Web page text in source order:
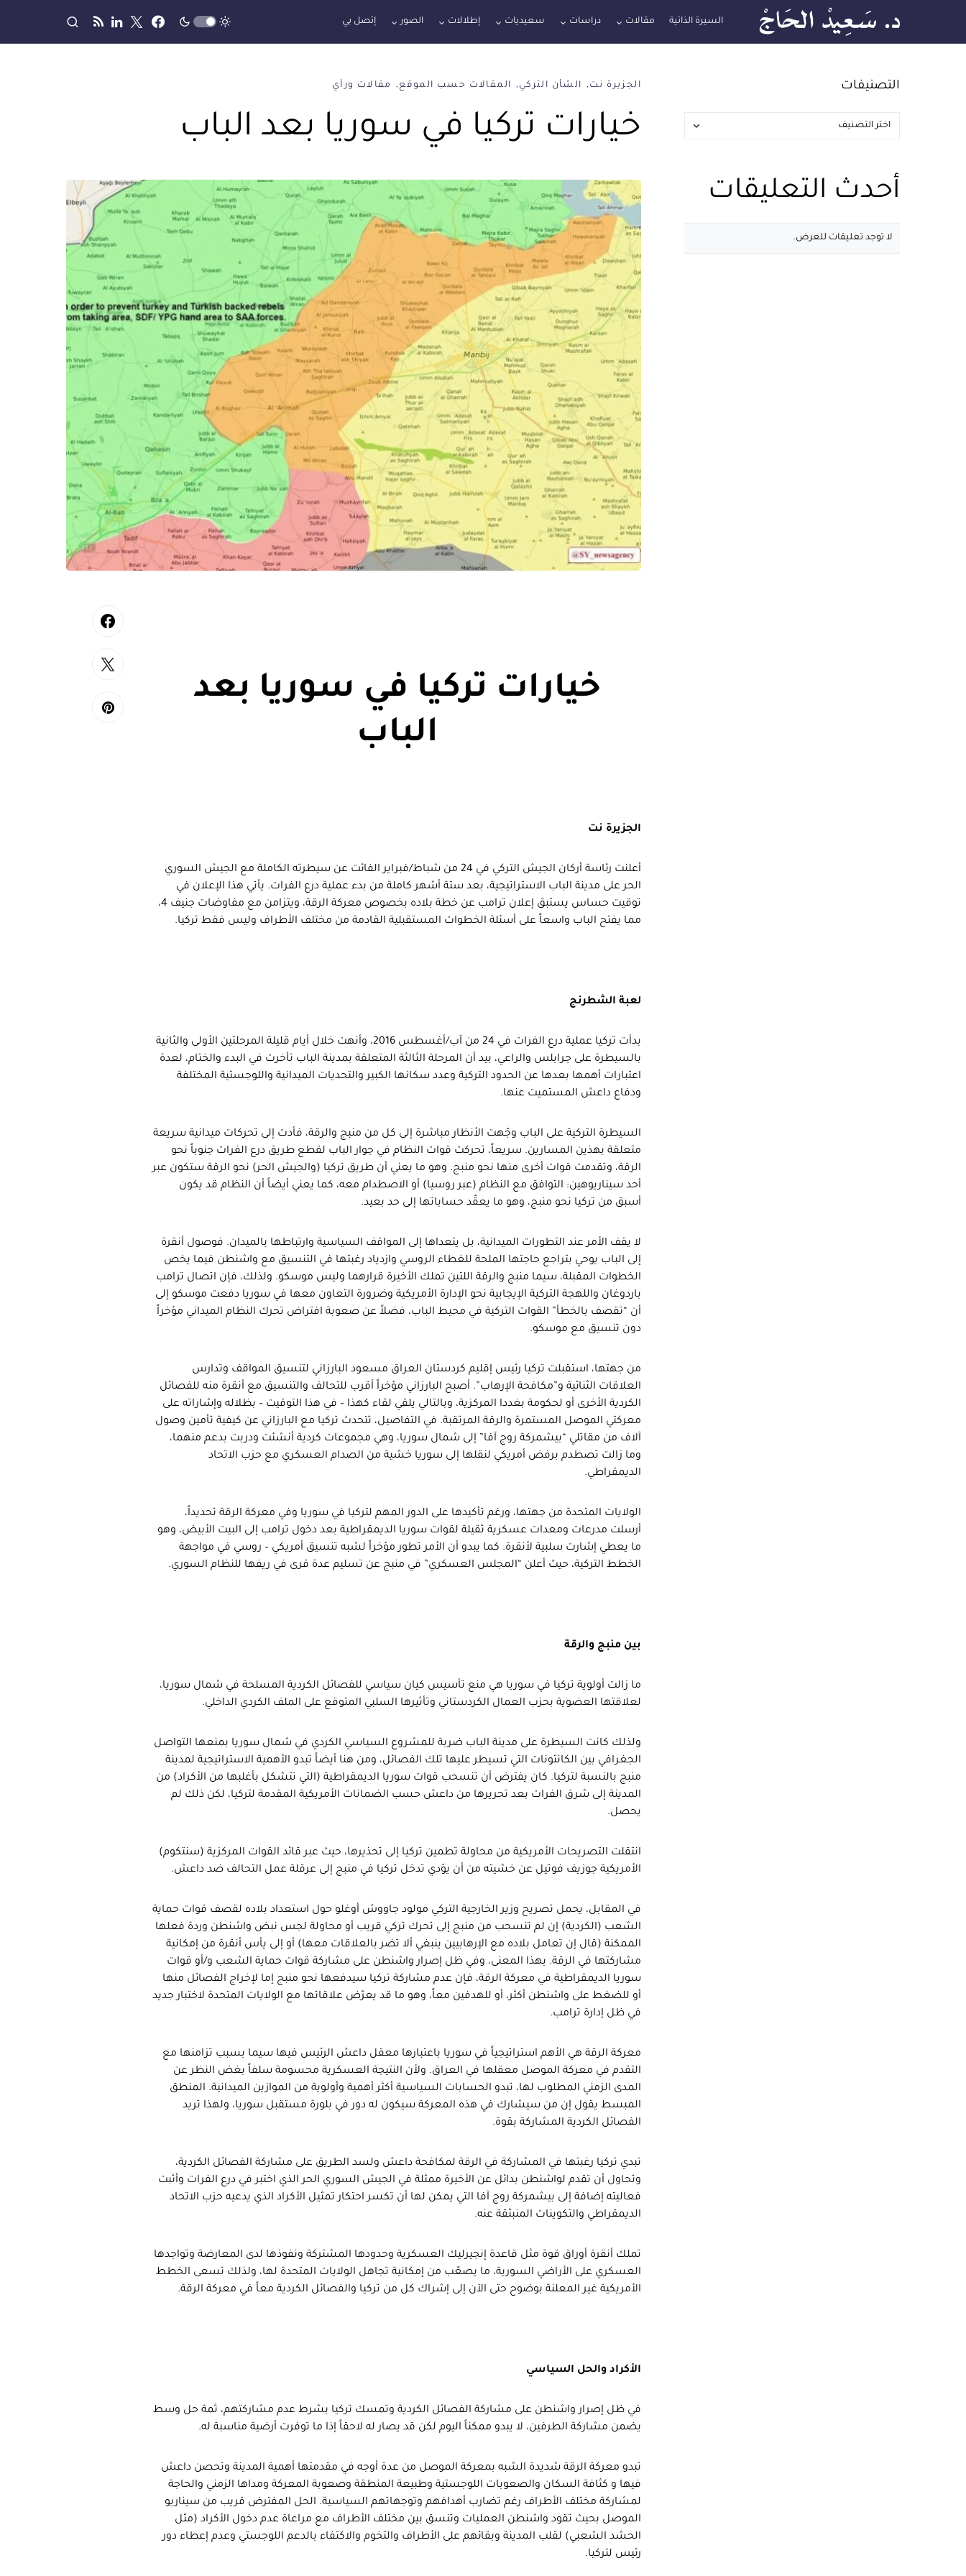
السيرة الذاتية مقالات دراسات سعيديات إطلالات الصور إتصل بي
الجزيرة نت الشأن التركي المقالات حسب الموقع مقالات ورأي
خيارات تركيا في سوريا بعد الباب
خيارات تركيا في سوريا بعد
الباب
الجزيرة نت
أعلنت رئاسة أركان الجيش التركي في 24 من شباط/فبراير الفائت عن سيطرته الكاملة مع الجيش السوري
الحر على مدينة الباب الاستراتيجية، بعد ستة أشهر كاملة من بدء عملية درع الفرات. يأتي هذا الإعلان في
توقيت حساس يستبق إعلان ترامب عن خطة بلاده بخصوص معركة الرقة، ويتزامن مع مفاوضات جنيف 4،
مما يفتح الباب واسعاً على أسئلة الخطوات المستقبلية القادمة من مختلف الأطراف وليس فقط تركيا.
لعبة الشطرنج
بدأت تركيا عملية درع الفرات في 24 من آب/أغسطس 2016، وأنهت خلال أيام قليلة المرحلتين الأولى والثانية
بالسيطرة على جرابلس والراعي، بيد أن المرحلة الثالثة المتعلقة بمدينة الباب تأخرت في البدء والختام، لعدة
اعتبارات أهمها بعدها عن الحدود التركية وعدد سكانها الكبير والتحديات الميدانية واللوجستية المختلفة
ودفاع داعش المستميت عنها.
السيطرة التركية على الباب وجّهت الأنظار مباشرة إلى كل من منبج والرقة، فأدت إلى تحركات ميدانية سريعة
متعلقة بهذين المسارين. سريعاً، تحركت قوات النظام في جوار الباب لقطع طريق درع الفرات جنوباً نحو
الرقة، وتقدمت قوات أخرى منها نحو منبج. وهو ما يعني أن طريق تركيا (والجيش الحر) نحو الرقة ستكون عبر
أحد سيناريوهين: التوافق مع النظام (عبر روسيا) أو الاصطدام معه، كما يعني أيضاً أن النظام قد يكون
أسبق من تركيا نحو منبج، وهو ما يعقّد حساباتها إلى حد بعيد.
لا يقف الأمر عند التطورات الميدانية، بل يتعداها إلى المواقف السياسية وارتباطها بالميدان. فوصول أنقرة
إلى الباب يوحي بتراجع حاجتها الملحة للغطاء الروسي وازدياد رغبتها في التنسيق مع واشنطن فيما يخص
الخطوات المقبلة، سيما منبج والرقة اللتين تملك الأخيرة قرارهما وليس موسكو. ولذلك، فإن اتصال ترامب
باردوغان واللهجة التركية الإيجابية نحو الإدارة الأمريكية وضرورة التعاون معها في سوريا دفعت موسكو إلى
أن “تقصف بالخطأ” القوات التركية في محيط الباب، فضلاً عن صعوبة افتراض تحرك النظام الميداني مؤخراً
دون تنسيق مع موسكو.
من جهتها، استقبلت تركيا رئيس إقليم كردستان العراق مسعود البارزاني لتنسيق المواقف وتدارس
العلاقات الثنائية و”مكافحة الإرهاب”. أصبح البارزاني مؤخراً أقرب للتحالف والتنسيق مع أنقرة منه للفصائل
الكردية الأخرى أو لحكومة بغددا المركزية، وبالتالي يلقي لقاء كهذا – في هذا التوقيت – بظلاله وإشاراته على
معركتي الموصل المستمرة والرقة المرتقبة. في التفاصيل، تتحدث تركيا مع البارزاني عن كيفية تأمين وصول
آلاف من مقاتلي “بيشمركة روج آفا” إلى شمال سوريا، وهي مجموعات كردية أنشئت ودربت بدعم منهما،
وما زالت تصطدم برفض أمريكي لنقلها إلى سوريا خشية من الصدام العسكري مع حزب الاتحاد
الديمقراطي.
الولايات المتحدة من جهتها، ورغم تأكيدها على الدور المهم لتركيا في سوريا وفي معركة الرقة تحديداً،
أرسلت مدرعات ومعدات عسكرية ثقيلة لقوات سوريا الديمقراطية بعد دخول ترامب إلى البيت الأبيض، وهو
ما يعطي إشارت سلبية لأنقرة. كما يبدو أن الأمر تطور مؤخراً لشبه تنسيق أمريكي – روسي في مواجهة
الخطط التركية، حيث أعلن “المجلس العسكري” في منبج عن تسليم عدة قرى في ريفها للنظام السوري.
بين منبج والرقة
ما زالت أولوية تركيا في سوريا هي منع تأسيس كيان سياسي للفصائل الكردية المسلحة في شمال سوريا،
لعلاقتها العضوية بحزب العمال الكردستاني وتأثيرها السلبي المتوقع على الملف الكردي الداخلي.
ولذلك كانت السيطرة على مدينة الباب ضربة للمشروع السياسي الكردي في شمال سوريا بمنعها التواصل
الجغرافي بين الكانتونات التي تسيطر عليها تلك الفصائل، ومن هنا أيضاً تبدو الأهمية الاستراتيجية لمدينة
منبج بالنسبة لتركيا. كان يفترض أن تنسحب قوات سوريا الديمقراطية (التي تتشكل بأغلبها من الأكراد) من
المدينة إلى شرق الفرات بعد تحريرها من داعش حسب الضمانات الأمريكية المقدمة لتركيا، لكن ذلك لم
يحصل.
انتقلت التصريحات الأمريكية من محاولة تطمين تركيا إلى تحذيرها، حيث عبر قائد القوات المركزية (سنتكوم)
الأمريكية جوزيف فوتيل عن خشيته من أن يؤدي تدخل تركيا في منبج إلى عرقلة عمل التحالف ضد داعش.
في المقابل، يحمل تصريح وزير الخارجية التركي مولود جاووش أوغلو حول استعداد بلاده لقصف قوات حماية
الشعب (الكردية) إن لم تنسحب من منبج إلى تحرك تركي قريب أو محاولة لجس نبض واشنطن وردة فعلها
الممكنة (قال إن تعامل بلاده مع الإرهابيين ينبغي ألا تضر بالعلاقات معها) أو إلى يأس أنقرة من إمكانية
مشاركتها في الرقة. بهذا المعنى، وفي ظل إصرار واشنطن على مشاركة قوات حماية الشعب و/أو قوات
سوريا الديمقراطية في معركة الرقة، فإن عدم مشاركة تركيا سيدفعها نحو منبج إما لإخراج الفصائل منها
أو للضغط على واشنطن أكثر، أو للهدفين معاً، وهو ما قد يعرّض علاقاتها مع الولايات المتحدة لاختبار جديد
في ظل إدارة ترامب.
معركة الرقة هي الأهم استراتيجياً في سوريا باعتبارها معقل داعش الرئيس فيها سيما بسبب تزامنها مع
التقدم في معركة الموصل معقلها في العراق. ولأن النتيجة العسكرية محسومة سلفاً بغض النظر عن
المدى الزمني المطلوب لها، تبدو الحسابات السياسية أكثر أهمية وأولوية من الموازين الميدانية. المنطق
المبسط يقول إن من سيشارك في هذه المعركة سيكون له دور في بلورة مستقبل سوريا، ولهذا تريد
الفصائل الكردية المشاركة بقوة.
تبدي تركيا رغبتها في المشاركة في الرقة لمكافحة داعش ولسد الطريق على مشاركة الفصائل الكردية،
وتحاول أن تقدم لواشنطن بدائل عن الأخيرة ممثلة في الجيش السوري الحر الذي اختبر في درع الفرات وأثبت
فعاليته إضافة إلى بيشمركة روج آفا التي يمكن لها أن تكسر احتكار تمثيل الأكراد الذي يدعيه حزب الاتحاد
الديمقراطي والتكوينات المنبثقة عنه.
تملك أنقرة أوراق قوة مثل قاعدة إنجيرليك العسكرية وحدودها المشتركة ونفوذها لدى المعارضة وتواجدها
العسكري على الأراضي السورية، ما يصعّب من إمكانية تجاهل الولايات المتحدة لها، ولذلك تسعى الخطط
الأمريكية غير المعلنة بوضوح حتى الآن إلى إشراك كل من تركيا والفصائل الكردية معاً في معركة الرقة.
الأكراد والحل السياسي
في ظل إصرار واشنطن على مشاركة الفصائل الكردية وتمسك تركيا بشرط عدم مشاركتهم، ثمة حل وسط
يضمن مشاركة الطرفين، لا يبدو ممكناً اليوم لكن قد يصار له لاحقاً إذا ما توفرت أرضية مناسبة له.
تبدو معركة الرقة شديدة الشبه بمعركة الموصل من عدة أوجه في مقدمتها أهمية المدينة وتحصن داعش
فيها و كثافة السكان والصعوبات اللوجستية وطبيعة المنطقة وصعوبة المعركة ومداها الزمني والحاجة
لمشاركة مختلف الأطراف رغم تضارب أهدافهم وتوجهاتهم السياسية. الحل المفترض قريب من سيناريو
الموصل بحيث تقود واشنطن العمليات وتنسق بين مختلف الأطراف مع مراعاة عدم دخول الأكراد (مثل
الحشد الشعبي) لقلب المدينة وبقائهم على الأطراف والتخوم والاكتفاء بالدعم اللوجستي وعدم إعطاء دور
رئيس لتركيا.
التصنيفات
أحدث التعليقات
لا توجد تعليقات للعرض.